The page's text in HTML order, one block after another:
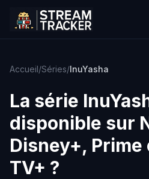
Accueil/Séries/InuYasha
La série
disponible sur
Disney+, Prime
TV+ ?